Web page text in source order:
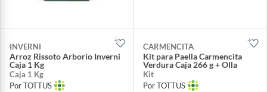
INVERNI
Arroz Rissoto Arborio Inverni
Caja 1 Kg
Caja 1 Kg
Por TOTTUS
CARMENCITA
Kit para Paella Carmencita
Verdura Caja 266 g + Olla
Kit
Por TOTTUS